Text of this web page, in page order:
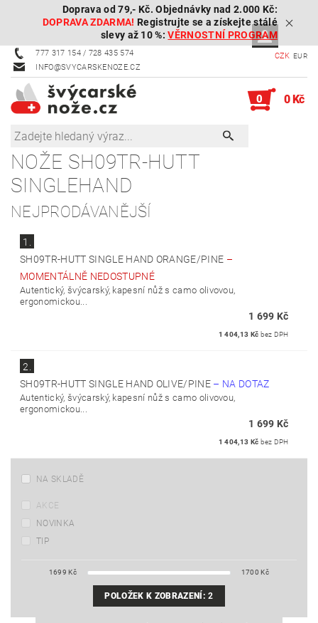
Doprava od 79,- Kč. Objednávky nad 2.000 Kč:
DOPRAVA ZDARMA! Registrujte se a získejte stálé
slevy až 10 %:VĚRNOSTNÍ PROGRAM
777 317 154 / 728 435 574
INFO@SVYCARSKENOZE.CZ
CZK EUR
0 0 Kč
NOŽE SH09TR-HUTT
SINGLEHAND
NEJPRODÁVANĚJŠÍ
1.
SH09TR-HUTT SINGLE HAND ORANGE/PINE –
MOMENTÁLNĚ NEDOSTUPNÉ
Autentický, švýcarský, kapesní nůž s camo olivovou,
ergonomickou...
1 699 Kč
1 404,13 Kč bez DPH
2.
SH09TR-HUTT SINGLE HAND OLIVE/PINE – NA DOTAZ
Autentický, švýcarský, kapesní nůž s camo olivovou,
ergonomickou...
1 699 Kč
1 404,13 Kč bez DPH
NA SKLADĚ
AKCE
NOVINKA
TIP
1699 Kč 1700 Kč
POLOŽEK K ZOBRAZENÍ:2